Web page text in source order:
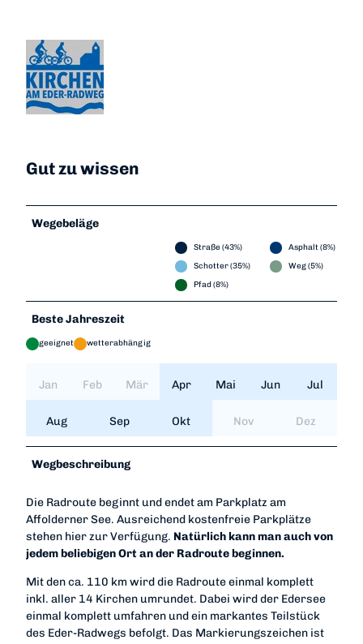
Gut zu wissen
Wegebeläge
Straße (43%)
Asphalt (8%)
Schotter (35%)
Weg (5%)
Pfad (8%)
Beste Jahreszeit
geeignet wetterabhängig
Jan Feb Mär Apr Mai Jun Jul
Aug Sep Okt Nov Dez
Wegbeschreibung
Die Radroute beginnt und endet am Parkplatz am
Affolderner See. Ausreichend kostenfreie Parkplätze
stehen hier zur Verfügung. Natürlich kann man auch von
jedem beliebigen Ort an der Radroute beginnen.
Mit den ca. 110 km wird die Radroute einmal komplett
inkl. aller 14 Kirchen umrundet. Dabei wird der Edersee
einmal komplett umfahren und ein markantes Teilstück
des Eder-Radwegs befolgt. Das Markierungszeichen ist